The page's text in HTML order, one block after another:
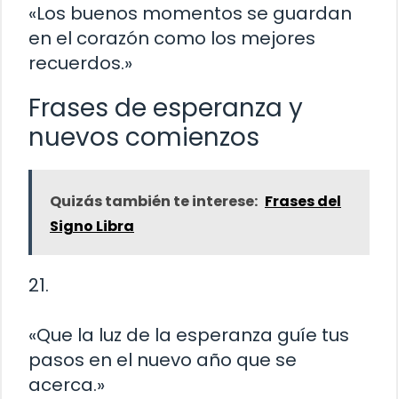
«Los buenos momentos se guardan
en el corazón como los mejores
recuerdos.»
Frases de esperanza y
nuevos comienzos
Quizás también te interese: Frases del
Signo Libra
21.
«Que la luz de la esperanza guíe tus
pasos en el nuevo año que se
acerca.»